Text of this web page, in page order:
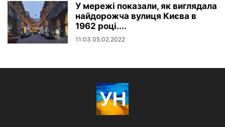
У мережі показали, як виглядала
найдорожча вулиця Києва в
1962 році....
11:03 05.02.2022